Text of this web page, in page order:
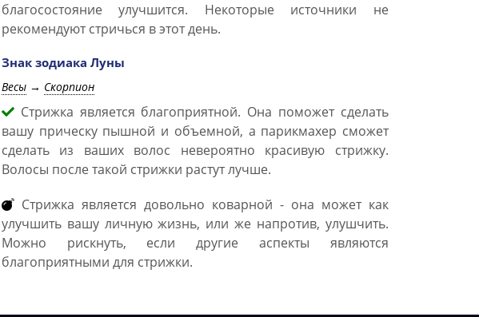
благосостояние улучшится. Некоторые источники не
рекомендуют стричься в этот день.
Знак зодиака Луны
Весы→ Скорпион
Стрижка является благоприятной. Она поможет сделать
вашу прическу пышной и объемной, а парикмахер сможет
сделать из ваших волос невероятно красивую стрижку.
Волосы после такой стрижки растут лучше.
Стрижка является довольно коварной - она может как
улучшить вашу личную жизнь, или же напротив, улушчить.
Можно рискнуть, если другие аспекты являются
благоприятными для стрижки.